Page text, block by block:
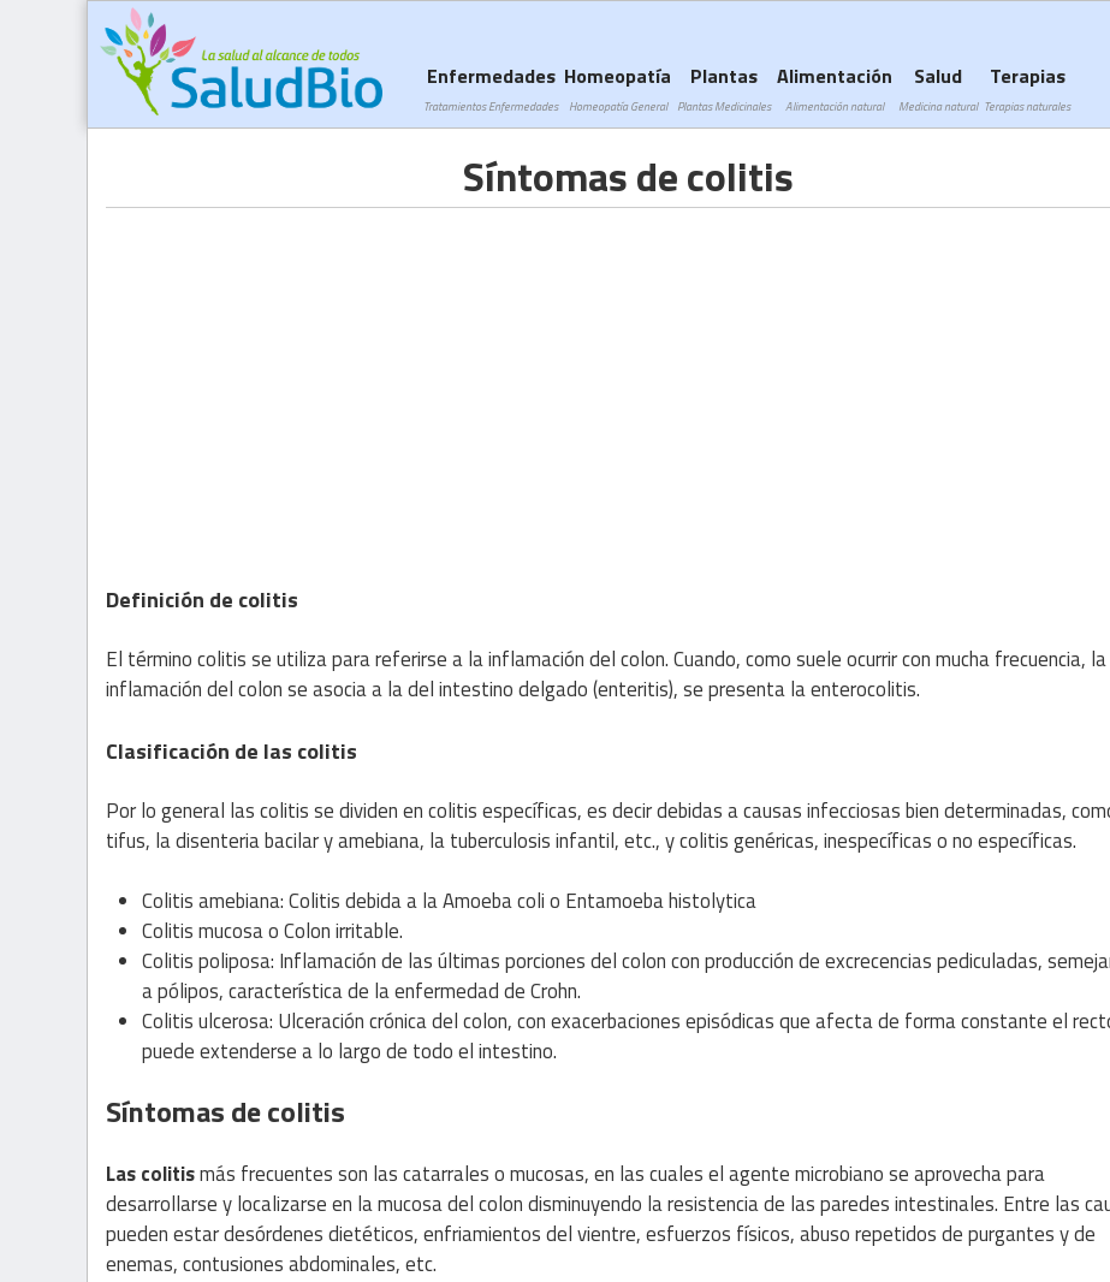
Síntomas de colitis
Definición de colitis
El término colitis se utiliza para referirse a la inflamación del colon. Cuando, como suele ocurrir con mucha frecuencia, la
inflamación del colon se asocia a la del intestino delgado (enteritis), se presenta la enterocolitis.
Clasificación de las colitis
Por lo general las colitis se dividen en colitis específicas, es decir debidas a causas infecciosas bien determinadas,
tifus, la disenteria bacilar y amebiana, la tuberculosis infantil, etc., y colitis genéricas, inespecíficas o no específicas.
Colitis amebiana: Colitis debida a la Amoeba coli o Entamoeba histolytica
Colitis mucosa o Colon irritable.
Colitis poliposa: Inflamación de las últimas porciones del colon con producción de excrecencias pediculadas,
a pólipos, característica de la enfermedad de Crohn.
Colitis ulcerosa: Ulceración crónica del colon, con exacerbaciones episódicas que afecta de forma constante el
puede extenderse a lo largo de todo el intestino.
Síntomas de colitis
Las colitismás frecuentes son las catarrales o mucosas, en las cuales el agente microbiano se aprovecha para
desarrollarse y localizarse en la mucosa del colon disminuyendo la resistencia de las paredes intestinales. Entre las
pueden estar desórdenes dietéticos, enfriamientos del vientre, esfuerzos físicos, abuso repetidos de purgantes y de
enemas, contusiones abdominales, etc.
Enfermedades
Tratamientos Enfermedades
Homeopatía
Homeopatía General
Plantas
Plantas Medicinales
Alimentación
Alimentación natural
Salud
Medicina natural
Terapias
Terapias naturales